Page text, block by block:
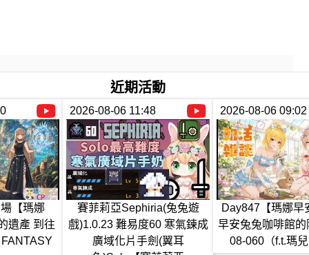
近期活動
【瑪娜
遺產 到往
2026-08-06 11:48
賽菲莉亞Sephiria(兔兔遊
戲)1.0.23 難易度60 寒氣鍊成
廣域化片手劍(翼耳
2026-08-06 09:02
Day847【瑪娜早
早安兔兔咖啡館的
08-060（f.t.瑪